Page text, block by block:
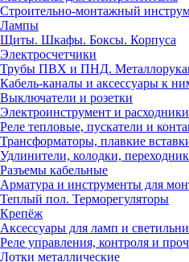
Строительно-монтажный
Лампы
Щиты. Шкафы. Боксы. Корпуса
Электросчетчики
Трубы ПВХ и ПНД.
Кабель-каналы и аксессуары к
Выключатели и розетки
Электроинструмент и расходники
Реле тепловые, пускатели и
Трансформаторы, плавкие
Удлинители, колодки,
Разъемы кабельные
Арматура и инструменты для
Теплый пол. Терморегуляторы
Крепёж
Аксессуары для ламп и
Реле управления, контроля и
Лотки металлические